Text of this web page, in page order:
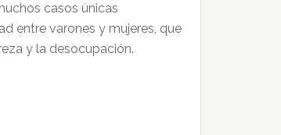
casos únicas
entre varones y mujeres, que
y la desocupación.